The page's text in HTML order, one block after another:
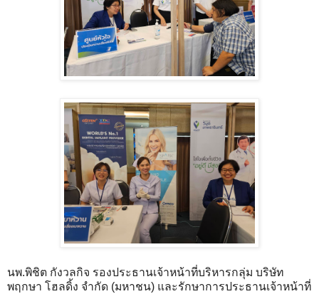
นพ.พิชิต กังวลกิจ รองประธานเจ้าหน้าที่บริหารกลุ่ม บริษัท
พฤกษา โฮลดิ้ง จำกัด (มหาชน) และรักษาการประธานเจ้าหน้าที่